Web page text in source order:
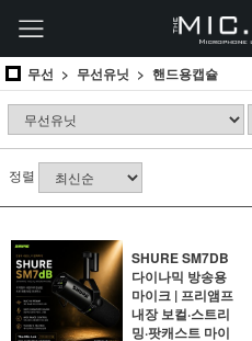
무선 무선유닛 핸드용캡슐
정렬
SHURE SM7DB
다이나믹 방송용
마이크 | 프리앰프
내장 보컬·스트리
밍·팟캐스트 마이